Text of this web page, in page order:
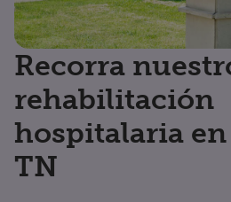
Recorra
rehabilitación
hospitalaria
TN